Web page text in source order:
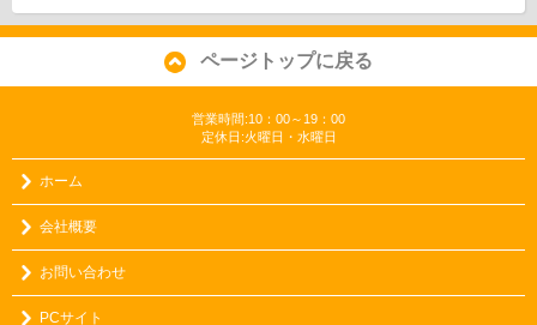
ページトップに戻る
営業時間:10：00～19：00
定休日:火曜日・水曜日
ホーム
会社概要
お問い合わせ
PCサイト